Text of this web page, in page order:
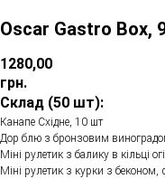
Oscar Gastro Box,
1280,00
грн.
Склад (50 шт):
Канапе Східне, 10 шт
Дор блю з бронзовим
Міні рулетик з балику в кільці
Міні рулетик з курки з